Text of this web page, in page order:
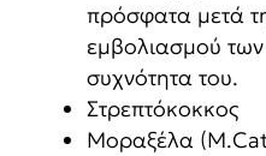
πρόσφατα μετά
εμβολιασμού των
συχνότητα του.
Στρεπτόκοκκος
Μοραξέλα